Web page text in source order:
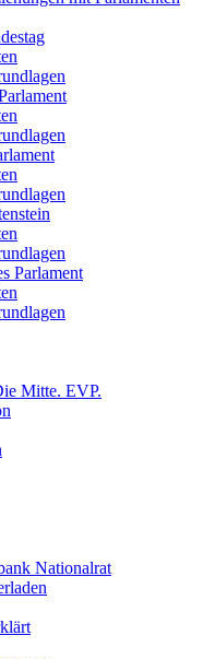
Parlament
Mitte. EVP.
Nationalrat